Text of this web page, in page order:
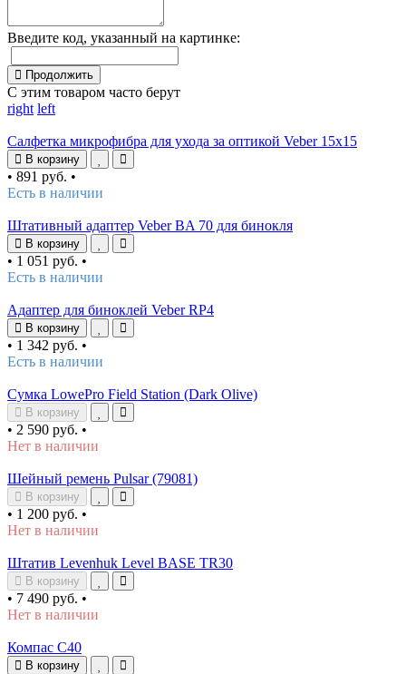
Введите код, указанный на картинке:
Продолжить
С этим товаром часто берут
right left
Салфетка микрофибра для ухода за оптикой Veber 15x15
В корзину
• 891 руб. •
Есть в наличии
Штативный адаптер Veber BA 70 для бинокля
В корзину
• 1 051 руб. •
Есть в наличии
Адаптер для биноклей Veber RP4
В корзину
• 1 342 руб. •
Есть в наличии
Сумка LowePro Field Station (Dark Olive)
В корзину
• 2 590 руб. •
Нет в наличии
Шейный ремень Pulsar (79081)
В корзину
• 1 200 руб. •
Нет в наличии
Штатив Levenhuk Level BASE TR30
В корзину
• 7 490 руб. •
Нет в наличии
Компас C40
В корзину